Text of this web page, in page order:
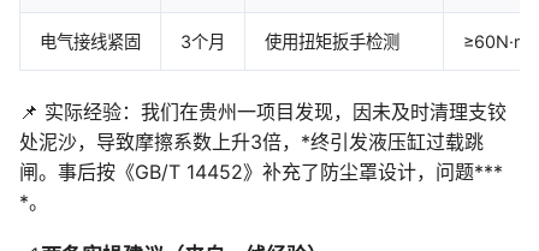
电气接线紧固 3个月 使用扭矩扳手检测 ≥60N·m
📌 实际经验：我们在贵州一项目发现，因未及时清理支铰
处泥沙，导致摩擦系数上升3倍，*终引发液压缸过载跳
闸。事后按《GB/T 14452》补充了防尘罩设计，问题***
*。